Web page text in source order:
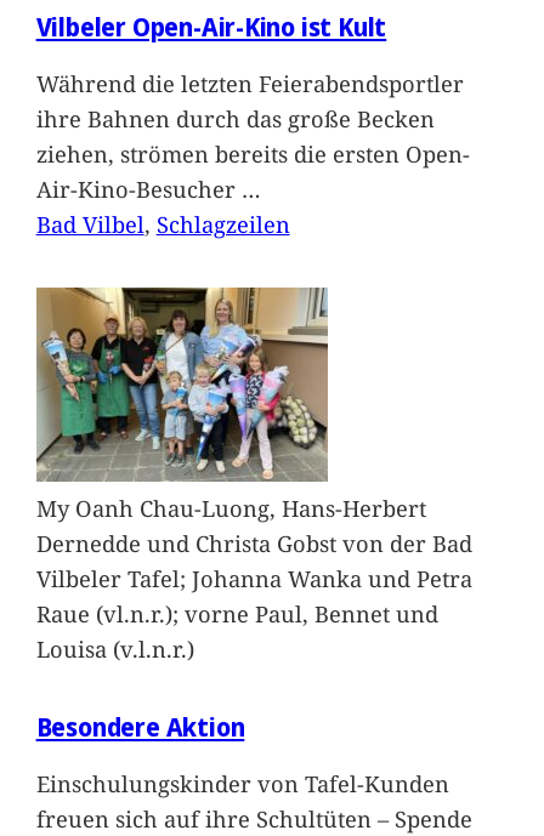
Vilbeler Open-Air-Kino ist Kult
Während die letzten Feierabendsportler
ihre Bahnen durch das große Becken
ziehen, strömen bereits die ersten Open-
Air-Kino-Besucher …
Bad Vilbel, Schlagzeilen
My Oanh Chau-Luong, Hans-Herbert
Dernedde und Christa Gobst von der Bad
Vilbeler Tafel; Johanna Wanka und Petra
Raue (vl.n.r.); vorne Paul, Bennet und
Louisa (v.l.n.r.)
Besondere Aktion
Einschulungskinder von Tafel-Kunden
freuen sich auf ihre Schultüten – Spende